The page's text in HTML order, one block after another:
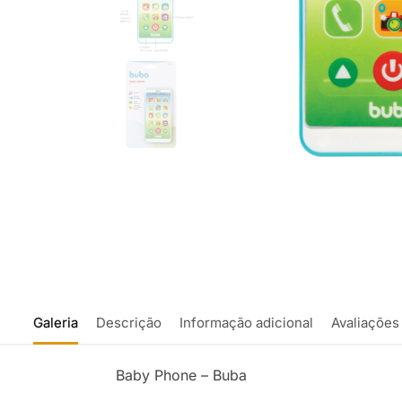
Galeria Descrição Informação adicional Avaliações
Baby Phone – Buba